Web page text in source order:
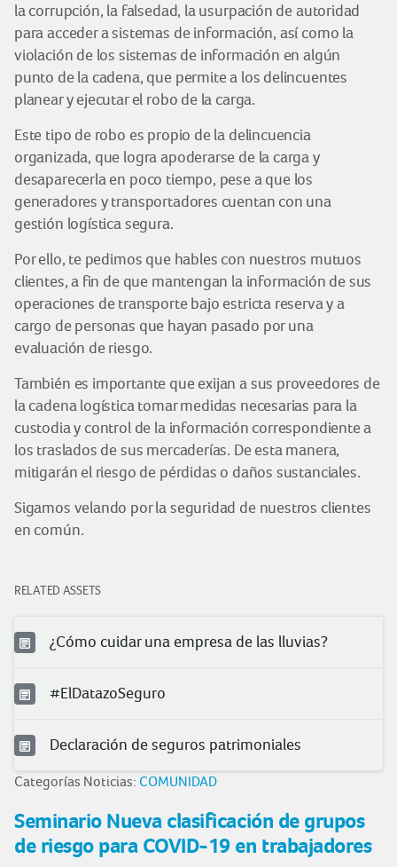
la corrupción, la falsedad, la usurpación de autoridad
para acceder a sistemas de información, así como la
violación de los sistemas de información en algún
punto de la cadena, que permite a los delincuentes
planear y ejecutar el robo de la carga.
Este tipo de robo es propio de la delincuencia
organizada, que logra apoderarse de la carga y
desaparecerla en poco tiempo, pese a que los
generadores y transportadores cuentan con una
gestión logística segura.
Por ello, te pedimos que hables con nuestros mutuos
clientes, a fin de que mantengan la información de sus
operaciones de transporte bajo estricta reserva y a
cargo de personas que hayan pasado por una
evaluación de riesgo.
También es importante que exijan a sus proveedores de
la cadena logística tomar medidas necesarias para la
custodia y control de la información correspondiente a
los traslados de sus mercaderías. De esta manera,
mitigarán el riesgo de pérdidas o daños sustanciales.
Sigamos velando por la seguridad de nuestros clientes
en común.
RELATED ASSETS
¿Cómo cuidar una empresa de las lluvias?
#ElDatazoSeguro
Declaración de seguros patrimoniales
Categorías Noticias: COMUNIDAD
Seminario Nueva clasificación de grupos
de riesgo para COVID-19 en trabajadores